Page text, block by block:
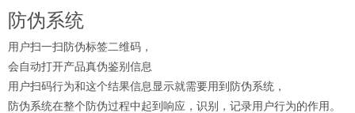
防伪系统
用户扫一扫防伪标签二维码，
会自动打开产品真伪鉴别信息
用户扫码行为和这个结果信息显示就需要用到防伪系统，
防伪系统在整个防伪过程中起到响应，识别，记录用户行为的作用。